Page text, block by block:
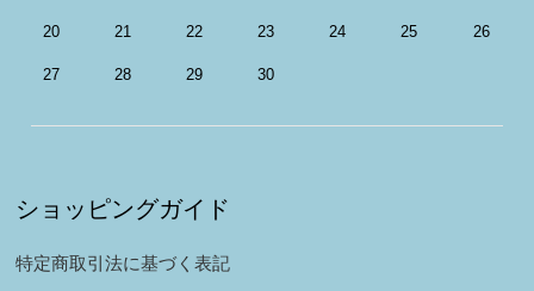
20 21 22 23 24 25 26
27 28 29 30
ショッピングガイド
特定商取引法に基づく表記